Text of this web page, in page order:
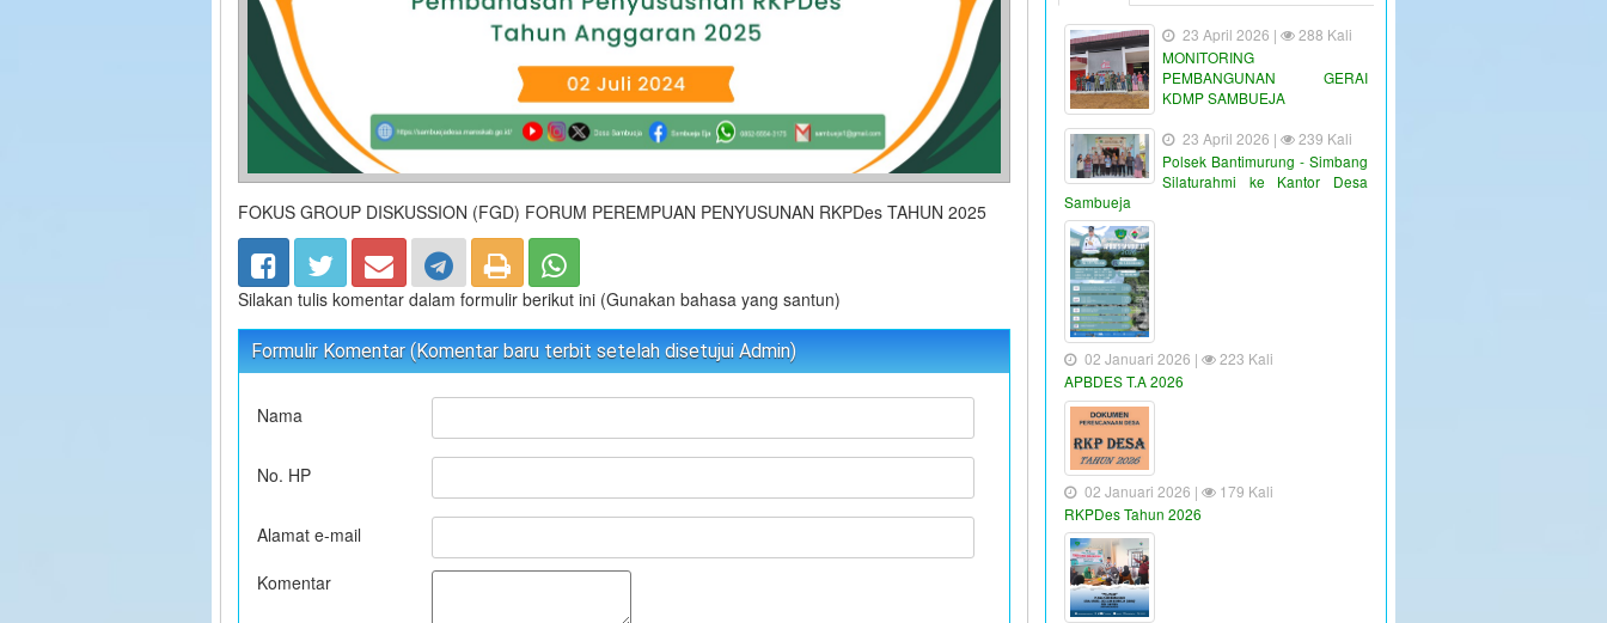
FOKUS GROUP DISKUSSION (FGD) FORUM PEREMPUAN PENYUSUNAN RKPDes TAHUN 2025
Silakan tulis komentar dalam formulir berikut ini (Gunakan bahasa yang santun)
Formulir Komentar (Komentar baru terbit setelah disetujui Admin)
Nama
No. HP
Alamat e-mail
Komentar
23 April 2026 |
288 Kali
MONITORING
PEMBANGUNAN GERAI
KDMP SAMBUEJA
23 April 2026 |
239 Kali
Polsek Bantimurung - Simbang
Silaturahmi ke Kantor Desa
Sambueja
02 Januari 2026 |
223 Kali
APBDES T.A 2026
02 Januari 2026 |
179 Kali
RKPDes Tahun 2026